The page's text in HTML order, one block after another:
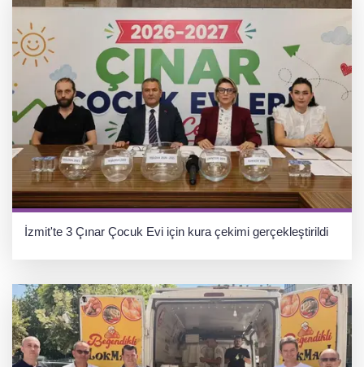
İzmit'te 3 Çınar Çocuk Evi için kura çekimi gerçekleştirildi